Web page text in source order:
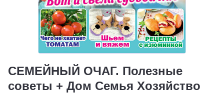
СЕМЕЙНЫЙ ОЧАГ. Полезные
советы + Дом Семья Хозяйство